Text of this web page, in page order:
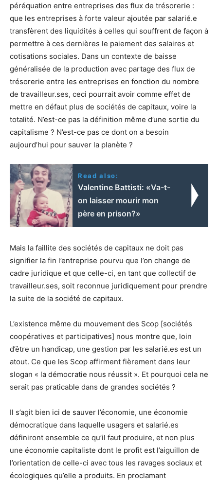
péréquation entre entreprises des flux de trésorerie :
que les entreprises à forte valeur ajoutée par salarié.e
transfèrent des liquidités à celles qui souffrent de façon à
permettre à ces dernières le paiement des salaires et
cotisations sociales. Dans un contexte de baisse
généralisée de la production avec partage des flux de
trésorerie entre les entreprises en fonction du nombre
de travailleur.ses, ceci pourrait avoir comme effet de
mettre en défaut plus de sociétés de capitaux, voire la
totalité. N’est-ce pas la définition même d’une sortie du
capitalisme ? N’est-ce pas ce dont on a besoin
aujourd’hui pour sauver la planète ?
Read also:
Valentine Battisti: «Va-t-
on laisser mourir mon
père en prison?»
Mais la faillite des sociétés de capitaux ne doit pas
signifier la fin l’entreprise pourvu que l’on change de
cadre juridique et que celle-ci, en tant que collectif de
travailleur.ses, soit reconnue juridiquement pour prendre
la suite de la société de capitaux.
L’existence même du mouvement des Scop [sociétés
coopératives et participatives] nous montre que, loin
d’être un handicap, une gestion par les salarié.es est un
atout. Ce que les Scop affirment fièrement dans leur
slogan « la démocratie nous réussit ». Et pourquoi cela ne
serait pas praticable dans de grandes sociétés ?
Il s’agit bien ici de sauver l’économie, une économie
démocratique dans laquelle usagers et salarié.es
définiront ensemble ce qu’il faut produire, et non plus
une économie capitaliste dont le profit est l’aiguillon de
l’orientation de celle-ci avec tous les ravages sociaux et
écologiques qu’elle a produits. En proclamant